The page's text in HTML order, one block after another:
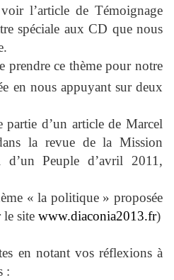
l’article de Témoignage
spéciale aux CD que nous
prendre ce thème pour notre
en nous appuyant sur deux
partie d’un article de Marcel
la revue de la Mission
Peuple d’avril 2011,
« la politique » proposée
site www.diaconia2013.fr)
en notant vos réflexions à
: